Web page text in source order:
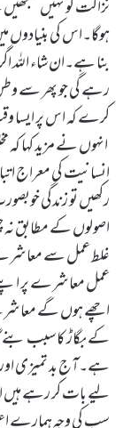
نزاکت کو نہیں
ہوگا۔اس کی بنیادوں
بنا ہے۔ان شاء اللہ
رہے گی جو پھر سے
کرے کہ اس پر
انہوں نے مزید کہا کہ
انسانیت کی معراج
رکھیں تو زندگی
اصولوں کے مطابق نہ
غلط عمل سے معاشرے
عمل معاشرے پر
اچھے ہوں گے
کے بگاڑ کا سبب بنے
ہے۔آج بد تمیزی
لیے بات کر رہے ہیں